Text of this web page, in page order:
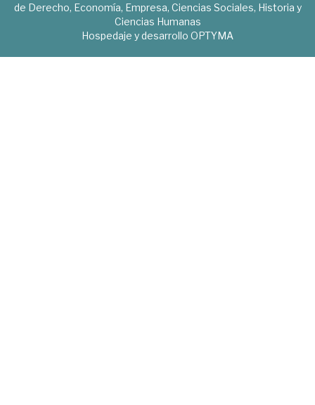
de Derecho, Economía, Empresa, Ciencias Sociales, Historia y
Ciencias Humanas
Hospedaje y desarrollo OPTYMA